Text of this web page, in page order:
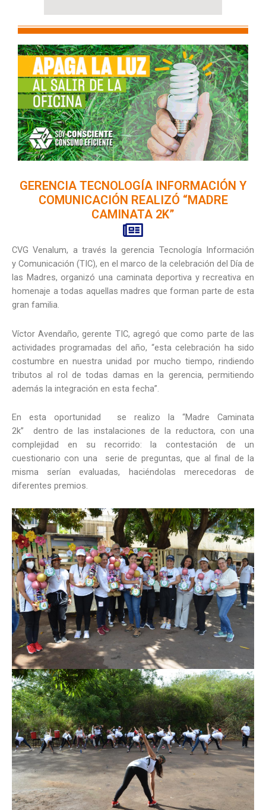
GERENCIA TECNOLOGÍA INFORMACIÓN Y
COMUNICACIÓN REALIZÓ “MADRE
CAMINATA 2K”
CVG Venalum, a través la gerencia Tecnología Información
y Comunicación (TIC), en el marco de la celebración del Día de
las Madres, organizó una caminata deportiva y recreativa en
homenaje a todas aquellas madres que forman parte de esta
gran familia.
Víctor Avendaño, gerente TIC, agregó que como parte de las
actividades programadas del año, “esta celebración ha sido
costumbre en nuestra unidad por mucho tiempo, rindiendo
tributos al rol de todas damas en la gerencia, permitiendo
además la integración en esta fecha”.
En esta oportunidad se realizo la “Madre Caminata
2k” dentro de las instalaciones de la reductora, con una
complejidad en su recorrido: la contestación de un
cuestionario con una serie de preguntas, que al final de la
misma serían evaluadas, haciéndolas merecedoras de
diferentes premios.